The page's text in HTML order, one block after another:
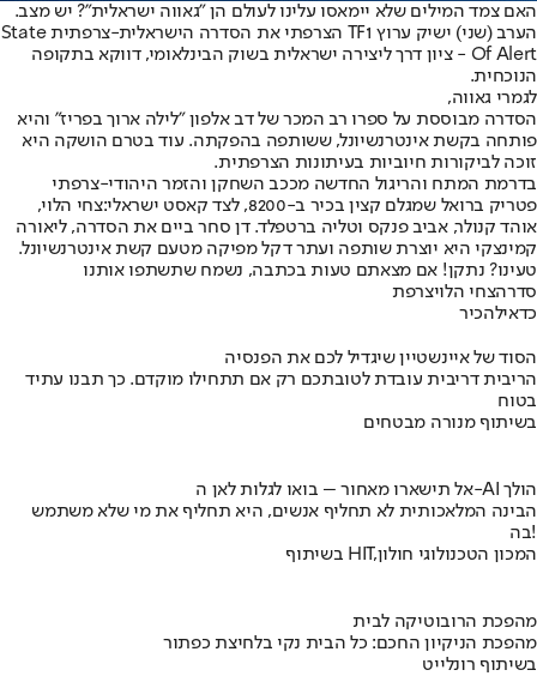
האם צמד המילים שלא יימאסו עלינו לעולם הן "גאווה ישראלית"? יש מצב.
הערב (שני) ישיק ערוץ TF1 הצרפתי את הסדרה הישראלית-צרפתית State
Of Alert - ציון דרך ליצירה ישראלית בשוק הבינלאומי, דווקא בתקופה
הנוכחית.
לגמרי גאווה,
הסדרה מבוססת על ספרו רב המכר של דב אלפון "לילה ארוך בפריז" והיא
פותחה בקשת אינטרנשיונל, ששותפה בהפקתה. עוד בטרם הושקה היא
זוכה לביקורות חיוביות בעיתונות הצרפתית.
בדרמת המתח והריגול החדשה מככב השחקן והזמר היהודי-צרפתי
פטריק ברואל שמגלם קצין בכיר ב-8200, לצד קאסט ישראלי:
צחי הלוי,
אוהד קנולר, אביב פנקס וטליה ברטפלד. דן סחר ביים את הסדרה, ליאורה
קמינצקי היא יוצרת שותפה ועתר דקל מפיקה מטעם קשת אינטרנשיונל.
טעינו? נתקן! אם מצאתם טעות בכתבה, נשמח שתשתפו אותנו
סדרהצחי הלויצרפת
כדאילהכיר
הסוד של איינשטיין שיגדיל לכם את הפנסיה
הריבית דריבית עובדת לטובתכם רק אם תתחילו מוקדם. כך תבנו עתיד
בטוח
בשיתוף מנורה מבטחים
אל תישארו מאחור – בואו לגלות לאן ה-AI הולך
הבינה המלאכותית לא תחליף אנשים, היא תחליף את מי שלא משתמש
בה!
בשיתוף HIT,המכון הטכנולוגי חולון
מהפכת הרובוטיקה לבית
מהפכת הניקיון החכם: כל הבית נקי בלחיצת כפתור
בשיתוף רונלייט